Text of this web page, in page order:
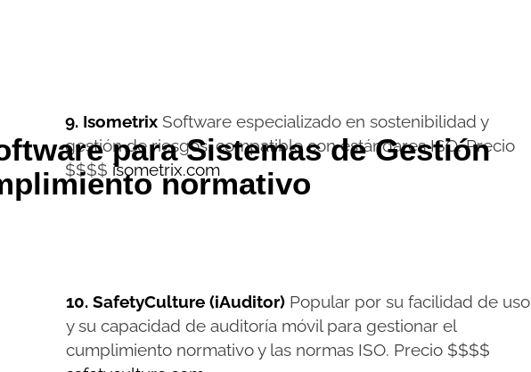
para Sistemas de Gestión
normativo
9. IsometrixSoftware especializado en sostenibilidad y
gestión de riesgos, compatible con estándares ISO. Precio
$$$$ isometrix.com
10. SafetyCulture (iAuditor)Popular por su facilidad de uso
y su capacidad de auditoría móvil para gestionar el
cumplimiento normativo y las normas ISO. Precio $$$$